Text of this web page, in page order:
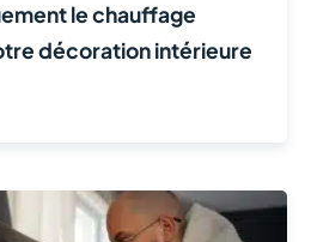
le chauffage
décoration intérieure